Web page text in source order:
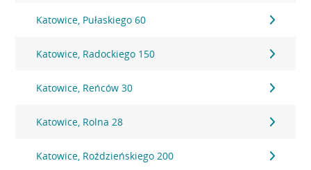
Katowice, Pułaskiego 60
Katowice, Radockiego 150
Katowice, Reńców 30
Katowice, Rolna 28
Katowice, Roździeńskiego 200